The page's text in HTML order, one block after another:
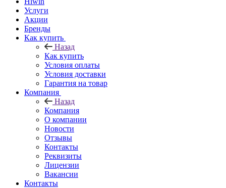
Услуги
Акции
Бренды
Как купить
Назад
Как купить
Условия оплаты
Условия доставки
Гарантия на товар
Компания
Назад
Компания
О компании
Новости
Отзывы
Контакты
Реквизиты
Лицензии
Вакансии
Контакты